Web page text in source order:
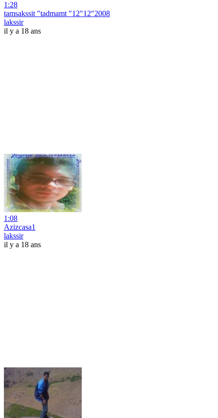
1:28
tamsakssit "tadmamt "12"12"2008
lakssir
il y a 18 ans
1:08
Azizcasa1
lakssir
il y a 18 ans